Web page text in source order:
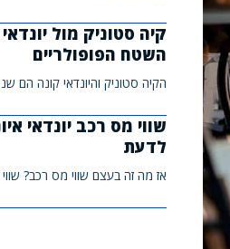
קיה סטוניק מול
השטח הפופולריים
הקיה סטוניק והיונדאי קונה הם
שווי מס רכב יונדאי
לדעת
אז מה זה בעצם שווי מס רכב?